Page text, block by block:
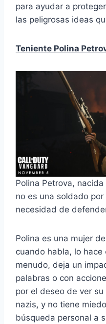
para ayudar a
las peligrosas ideas
Teniente Polina
Polina Petrova,
no es una soldado
necesidad de
Polina es una mujer
cuando habla, lo hace
menudo, deja un
palabras o con
por el deseo de ver
nazis, y no tiene
búsqueda personal a